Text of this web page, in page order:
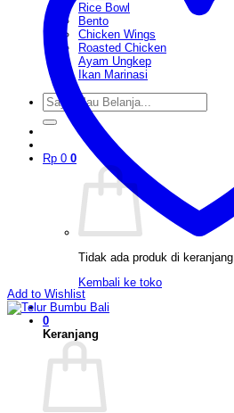
Rice Bowl
Bento
Chicken Wings
Roasted Chicken
Ayam Ungkep
Ikan Marinasi
Pencarian
untuk:
Rp 0 0
Tidak ada produk di keranjang.
Kembali ke toko
0
Keranjang
Add to Wishlist